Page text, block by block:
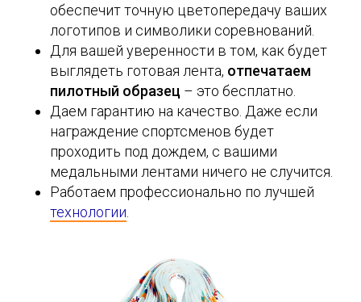
обеспечит точную цветопередачу ваших
логотипов и символики соревнований.
Для вашей уверенности в том, как будет
выглядеть готовая лента, отпечатаем
пилотный образец – это бесплатно.
Даем гарантию на качество. Даже если
награждение спортсменов будет
проходить под дождем, с вашими
медальными лентами ничего не случится.
Работаем профессионально по лучшей
технологии